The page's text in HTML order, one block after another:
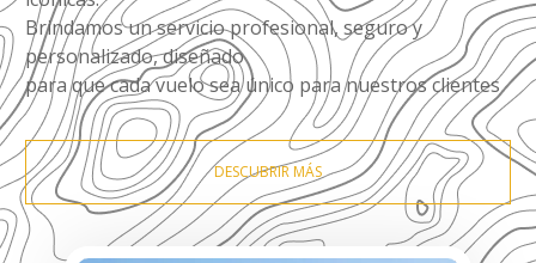
Brindamos un servicio profesional, seguro y
personalizado, diseñado
para que cada vuelo sea único para nuestros clientes
DESCUBRIR MÁS